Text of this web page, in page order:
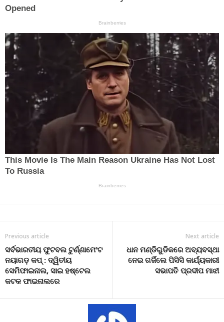
Previous article
ସର୍ବଭାରତୀୟ ଫୁଟବଲ ଟୁର୍ଣ୍ଣାମେଂଟ
ନୟାଗଡ଼ କପ୍ : ଦ୍ୱିତୀୟ
ସେମିଫାଇନାଲ, ସାଇ ହଷ୍ଟେଲ
କଟକ ଫାଇନାଲରେ
Next article
ଧାନ ମଣ୍ଡିଗୁଡିକରେ ଅବ୍ୟବସ୍ଥା
ନେଇ ଗର୍ଜିଲେ ପିସିସି କାର୍ଯ୍ୟକାରୀ
ସଭାପତି ପ୍ରଦୀପ ମାଝୀ